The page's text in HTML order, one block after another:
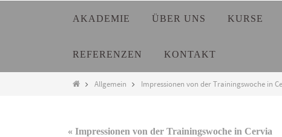
AKADEMIE ÜBER UNS KURSE
REFERENZEN KONTAKT
StartAllgemein Impressionen von der Trainingswoche in
« Impressionen von der Trainingswoche in Cervia